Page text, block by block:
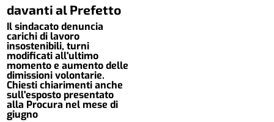
davanti al Prefetto
Il sindacato denuncia
carichi di lavoro
insostenibili, turni
modificati all'ultimo
momento e aumento delle
dimissioni volontarie.
Chiesti chiarimenti anche
sull'esposto presentato
alla Procura nel mese di
giugno